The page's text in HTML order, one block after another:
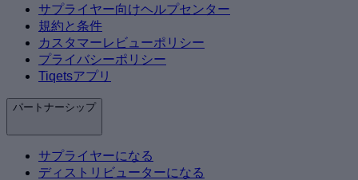
サプライヤー向けヘルプセンター
規約と条件
カスタマーレビューポリシー
プライバシーポリシー
Tiqetsアプリ
パートナーシップ
サプライヤーになる
ディストリビューターになる